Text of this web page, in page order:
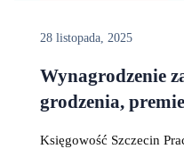
28 listopada, 2025
Wynagrodzenie
grodzenia,
Księgowość Szczecin